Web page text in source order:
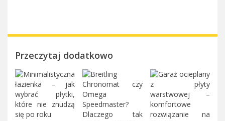
Przeczytaj dodatkowo